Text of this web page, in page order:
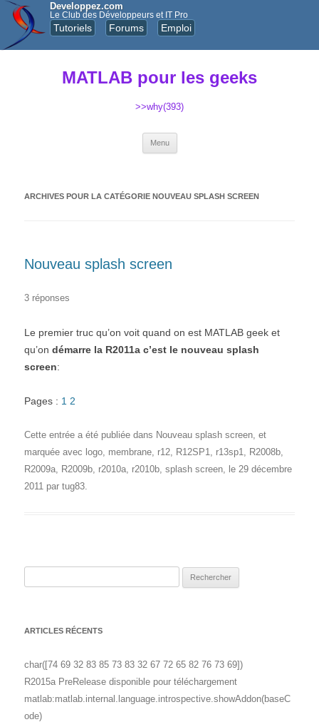
Developpez.com
Le Club des Développeurs et IT Pro
Tutoriels Forums Emploi
MATLAB pour les geeks
>>why(393)
Menu
ARCHIVES POUR LA CATÉGORIE NOUVEAU SPLASH SCREEN
Nouveau splash screen
3 réponses
Le premier truc qu’on voit quand on est MATLAB geek et
qu’on démarre la R2011a c’est le nouveau splash
screen:
Pages : 1 2
Cette entrée a été publiée dans Nouveau splash screen, et
marquée avec logo, membrane, r12, R12SP1, r13sp1, R2008b,
R2009a, R2009b, r2010a, r2010b, splash screen, le 29 décembre
2011 par tug83.
ARTICLES RÉCENTS
char([74 69 32 83 85 73 83 32 67 72 65 82 76 73 69])
R2015a PreRelease disponible pour téléchargement
matlab:matlab.internal.language.introspective.showAddon(baseC
ode)